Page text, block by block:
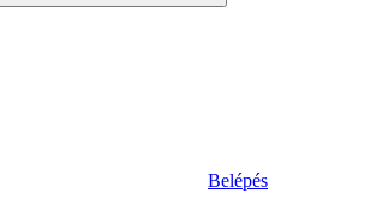
Belépés